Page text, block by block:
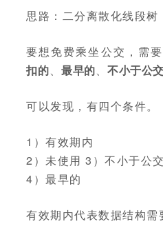
思路：二分离散化线段树
要想免费乘坐公交，需
扣的、 最早的、不小于公
可以发现，有四个条件。
1）有效期内
2）未使用 3）不小于公
4）最早的
有效期内代表数据结构需